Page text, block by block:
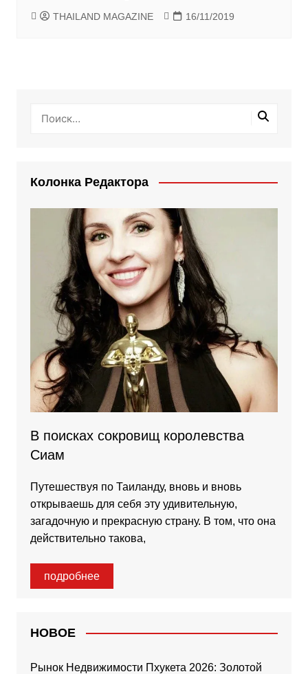
THAILAND MAGAZINE 16/11/2019
Колонка Редактора
В поисках сокровищ королевства
Сиам
Путешествуя по Таиланду, вновь и вновь
открываешь для себя эту удивительную,
загадочную и прекрасную страну. В том, что она
действительно такова,
подробнее
НОВОЕ
Рынок Недвижимости Пхукета 2026: Золотой